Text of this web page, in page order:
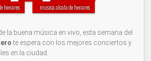
henares
musica alcala de henares
la buena música en vivo, esta semana del
te espera con los mejores conciertos y
en la ciudad.